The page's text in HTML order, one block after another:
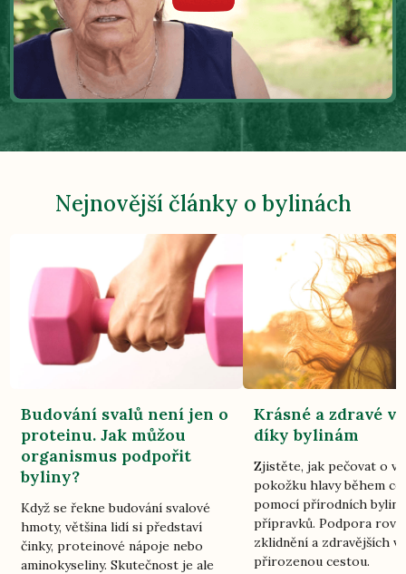
Nejnovější články o bylinách
Budování svalů není jen o
proteinu. Jak můžou
organismus podpořit
byliny?
Když se řekne budování svalové
hmoty, většina lidí si představí
činky, proteinové nápoje nebo
aminokyseliny. Skutečnost je ale
Krásné a zdravé
díky bylinám
Zjistěte, jak pečovat o
pokožku hlavy během
pomocí přírodních
přípravků. Podpora
zklidnění a zdravějších
přirozenou cestou.